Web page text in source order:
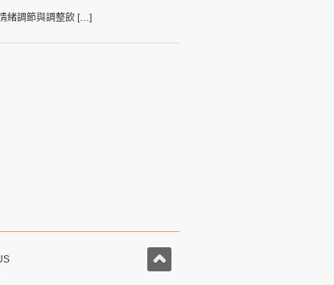
緒調節與調整飲 […]